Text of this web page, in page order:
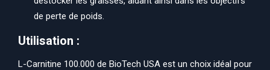
de perte de poids.
Utilisation :
L-Carnitine 100.000 de BioTech USA est un choix idéal pour